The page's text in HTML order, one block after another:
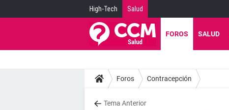
High-Tech Salud
FOROS SALUD
Foros Contracepción
Tema Anterior